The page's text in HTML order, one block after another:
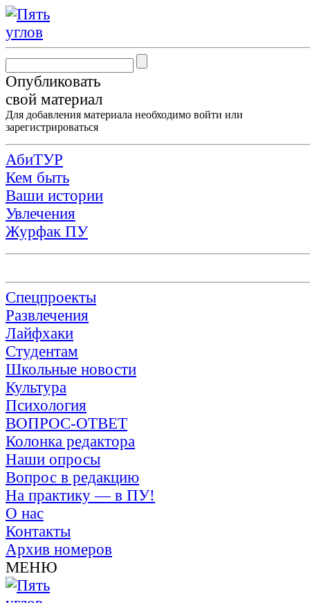
Опубликовать
свой материал
Для добавления материала необходимо войти или
зарегистрироваться
АбиТУР
Кем быть
Ваши истории
Увлечения
Журфак ПУ
Спецпроекты
Развлечения
Лайфхаки
Студентам
Школьные новости
Культура
Психология
ВОПРОС-ОТВЕТ
Колонка редактора
Наши опросы
Вопрос в редакцию
На практику — в ПУ!
О нас
Контакты
Архив номеров
МЕНЮ